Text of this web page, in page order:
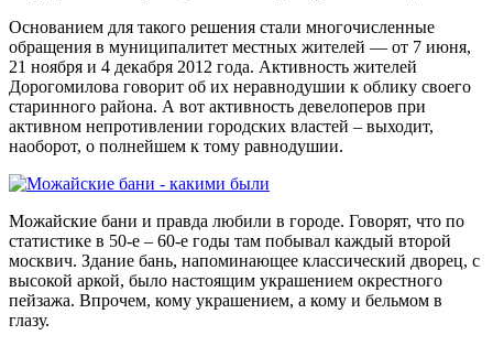
Основанием для такого решения стали многочисленные
обращения в муниципалитет местных жителей — от 7 июня,
21 ноября и 4 декабря 2012 года. Активность жителей
Дорогомилова говорит об их неравнодушии к облику своего
старинного района. А вот активность девелоперов при
активном непротивлении городских властей – выходит,
наоборот, о полнейшем к тому равнодушии.
Можайские бани и правда любили в городе. Говорят, что по
статистике в 50-е – 60-е годы там побывал каждый второй
москвич. Здание бань, напоминающее классический дворец, с
высокой аркой, было настоящим украшением окрестного
пейзажа. Впрочем, кому украшением, а кому и бельмом в
глазу.